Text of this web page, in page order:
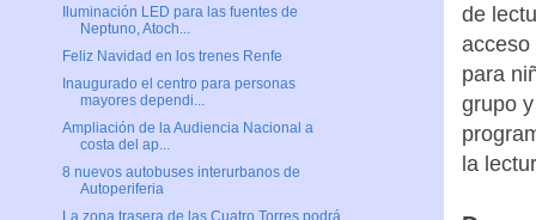
de
acceso
para
grupo
la
Iluminación LED para las fuentes de
Neptuno, Atoch...
Feliz Navidad en los trenes Renfe
Inaugurado el centro para personas
mayores dependi...
Ampliación de la Audiencia Nacional a
costa del ap...
8 nuevos autobuses interurbanos de
Autoperiferia